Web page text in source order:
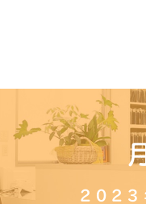
2023